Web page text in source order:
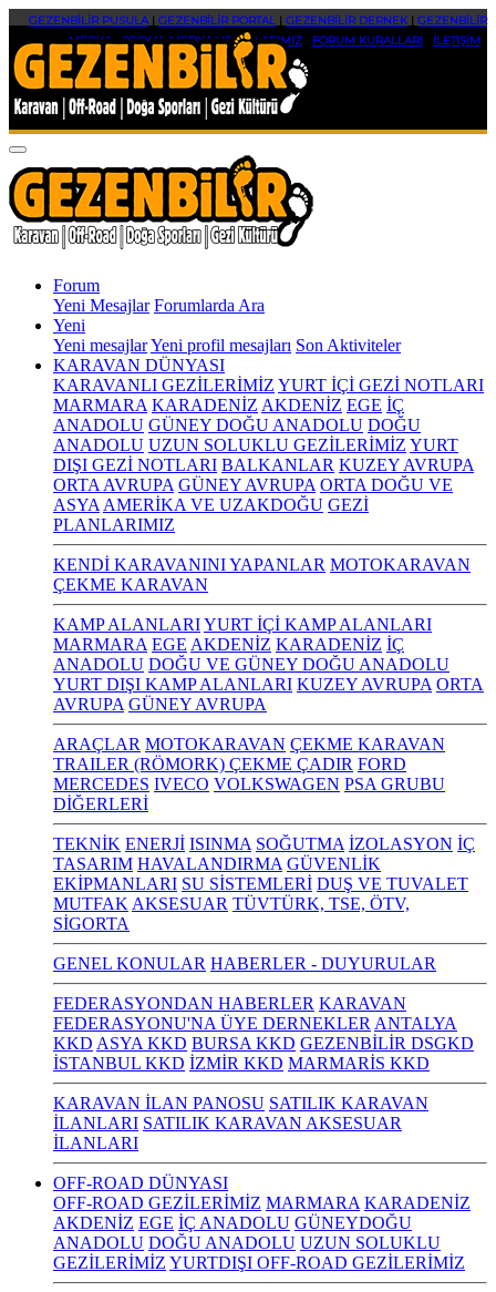
GEZENBİLİR PUSULA| GEZENBİLİR PORTAL| GEZENBİLİR DERNEK| GEZENBİLİR
MEDYA|SOSYAL MEDYA HESAPLARIMIZ FORUM KURALLARI İLETİŞİM
Forum
Yeni Mesajlar Forumlarda Ara
Yeni
Yeni mesajlarYeni profil mesajları Son Aktiviteler
KARAVAN DÜNYASI
KARAVANLI GEZİLERİMİZ YURT İÇİ GEZİ NOTLARI
MARMARA KARADENİZ AKDENİZ EGE İÇ
ANADOLU GÜNEY DOĞU ANADOLU DOĞU
ANADOLU UZUN SOLUKLU GEZİLERİMİZ YURT
DIŞI GEZİ NOTLARI BALKANLAR KUZEY AVRUPA
ORTA AVRUPA GÜNEY AVRUPA ORTA DOĞU VE
ASYA AMERİKA VE UZAKDOĞU GEZİ
PLANLARIMIZ
KENDİ KARAVANINI YAPANLAR MOTOKARAVAN
ÇEKME KARAVAN
KAMP ALANLARIYURT İÇİ KAMP ALANLARI
MARMARA EGE AKDENİZ KARADENİZ İÇ
ANADOLU DOĞU VE GÜNEY DOĞU ANADOLU
YURT DIŞI KAMP ALANLARI KUZEY AVRUPA ORTA
AVRUPA GÜNEY AVRUPA
ARAÇLAR MOTOKARAVAN ÇEKME KARAVAN
TRAILER (RÖMORK) ÇEKME ÇADIR FORD
MERCEDES IVECO VOLKSWAGEN PSA GRUBU
DİĞERLERİ
TEKNİK ENERJİ ISINMA SOĞUTMA İZOLASYON İÇ
TASARIM HAVALANDIRMA GÜVENLİK
EKİPMANLARI SU SİSTEMLERİ DUŞ VE TUVALET
MUTFAK AKSESUAR TÜVTÜRK, TSE, ÖTV,
SİGORTA
GENEL KONULAR HABERLER - DUYURULAR
FEDERASYONDAN HABERLER KARAVAN
FEDERASYONU'NA ÜYE DERNEKLER ANTALYA
KKD ASYA KKD BURSA KKD GEZENBİLİR DSGKD
İSTANBUL KKD İZMİR KKD MARMARİS KKD
KARAVAN İLAN PANOSU SATILIK KARAVAN
İLANLARI SATILIK KARAVAN AKSESUAR
İLANLARI
OFF-ROAD DÜNYASI
OFF-ROAD GEZİLERİMİZ MARMARA KARADENİZ
AKDENİZ EGE İÇ ANADOLU GÜNEYDOĞU
ANADOLU DOĞU ANADOLU UZUN SOLUKLU
GEZİLERİMİZ YURTDIŞI OFF-ROAD GEZİLERİMİZ